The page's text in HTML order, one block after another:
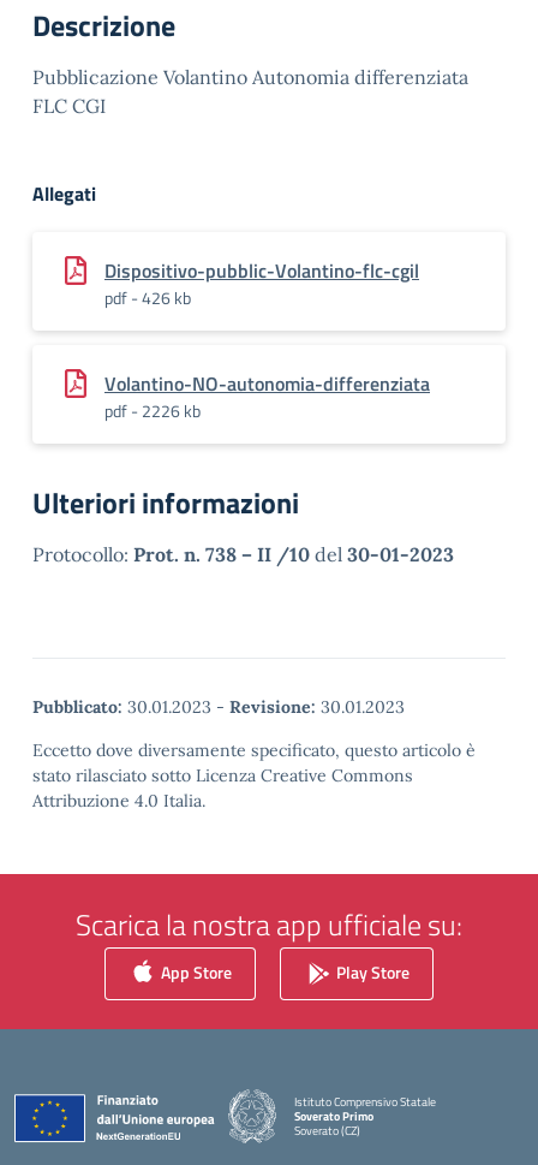
Descrizione
Pubblicazione Volantino Autonomia differenziata
FLC CGI
Allegati
Dispositivo-pubblic-Volantino-flc-cgil
pdf - 426 kb
Volantino-NO-autonomia-differenziata
pdf - 2226 kb
Ulteriori informazioni
Protocollo: Prot. n. 738 – II /10 del 30-01-2023
Pubblicato: 30.01.2023 - Revisione: 30.01.2023
Eccetto dove diversamente specificato, questo articolo è
stato rilasciato sotto Licenza Creative Commons
Attribuzione 4.0 Italia.
Scarica la nostra app ufficiale su:
App Store Play Store
Istituto Comprensivo Statale
Soverato Primo
Soverato (CZ)